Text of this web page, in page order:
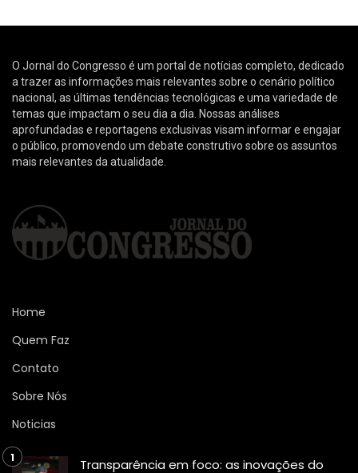
O Jornal do Congresso é um portal de notícias completo, dedicado
a trazer as informações mais relevantes sobre o cenário político
nacional, as últimas tendências tecnológicas e uma variedade de
temas que impactam o seu dia a dia. Nossas análises
aprofundadas e reportagens exclusivas visam informar e engajar
o público, promovendo um debate construtivo sobre os assuntos
mais relevantes da atualidade.
Home
Quem Faz
Contato
Sobre Nós
Noticias
Transparência em foco: as inovações do